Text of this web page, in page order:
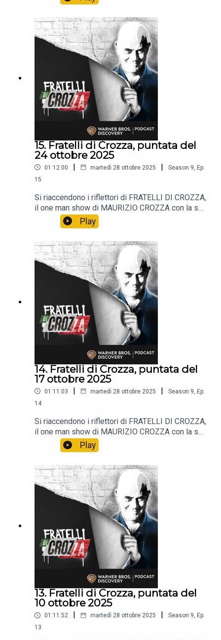
tutti i venerdì alle 21:40 solo sul Nove e in
streaming su Discovery +.
15. Fratelli di Crozza, puntata del
24 ottobre 2025
01:12:00 | martedì 28 ottobre 2025 | Season 9, Ep.
15
Si riaccendono i riflettori di FRATELLI DI CROZZA,
il one man show di MAURIZIO CROZZA con la sua
immancabile satira.📺 Non perdere i nuovi episodi
tutti i venerdì alle 21:40 solo sul Nove e in
streaming su Discovery +.
Play
14. Fratelli di Crozza, puntata del
17 ottobre 2025
01:11:03 | martedì 28 ottobre 2025 | Season 9, Ep.
14
Si riaccendono i riflettori di FRATELLI DI CROZZA,
il one man show di MAURIZIO CROZZA con la sua
immancabile satira.📺 Non perdere i nuovi episodi
tutti i venerdì alle 21:40 solo sul Nove e in
streaming su Discovery +.
Play
13. Fratelli di Crozza, puntata del
10 ottobre 2025
01:11:52 | martedì 28 ottobre 2025 | Season 9, Ep.
13